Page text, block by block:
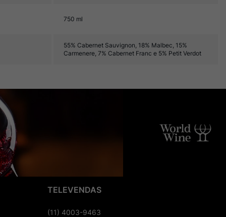
750 ml
55% Cabernet Sauvignon, 18% Malbec, 15%
Carmenere, 7% Cabernet Franc e 5% Petit Verdot
TELEVENDAS
(11) 4003-9463